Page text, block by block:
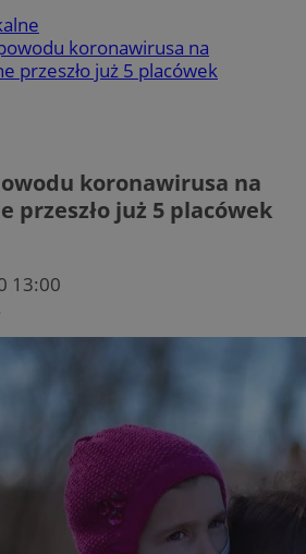
koronawirusa na
przeszło już 5 placówek
koronawirusa na
przeszło już 5 placówek
13:00